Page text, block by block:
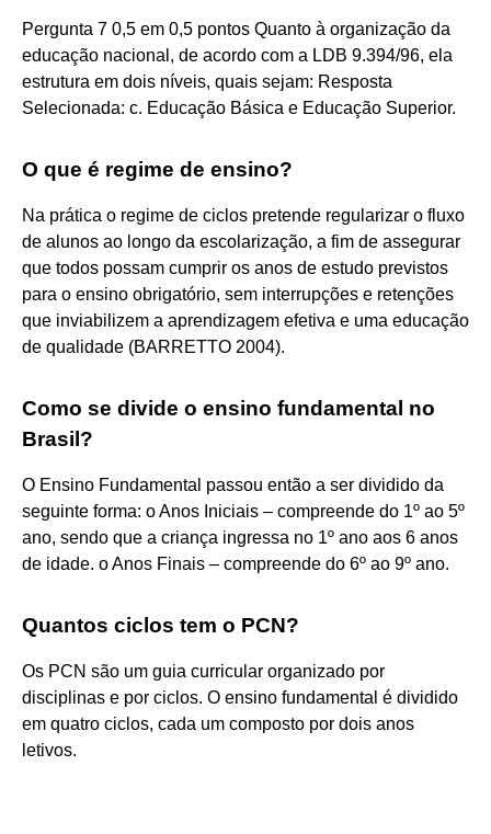
Pergunta 7 0,5 em 0,5 pontos Quanto à organização da
educação nacional, de acordo com a LDB 9.394/96, ela
estrutura em dois níveis, quais sejam: Resposta
Selecionada: c. Educação Básica e Educação Superior.
O que é regime de ensino?
Na prática o regime de ciclos pretende regularizar o fluxo
de alunos ao longo da escolarização, a fim de assegurar
que todos possam cumprir os anos de estudo previstos
para o ensino obrigatório, sem interrupções e retenções
que inviabilizem a aprendizagem efetiva e uma educação
de qualidade (BARRETTO 2004).
Como se divide o ensino fundamental no
Brasil?
O Ensino Fundamental passou então a ser dividido da
seguinte forma: o Anos Iniciais – compreende do 1º ao 5º
ano, sendo que a criança ingressa no 1º ano aos 6 anos
de idade. o Anos Finais – compreende do 6º ao 9º ano.
Quantos ciclos tem o PCN?
Os PCN são um guia curricular organizado por
disciplinas e por ciclos. O ensino fundamental é dividido
em quatro ciclos, cada um composto por dois anos
letivos.